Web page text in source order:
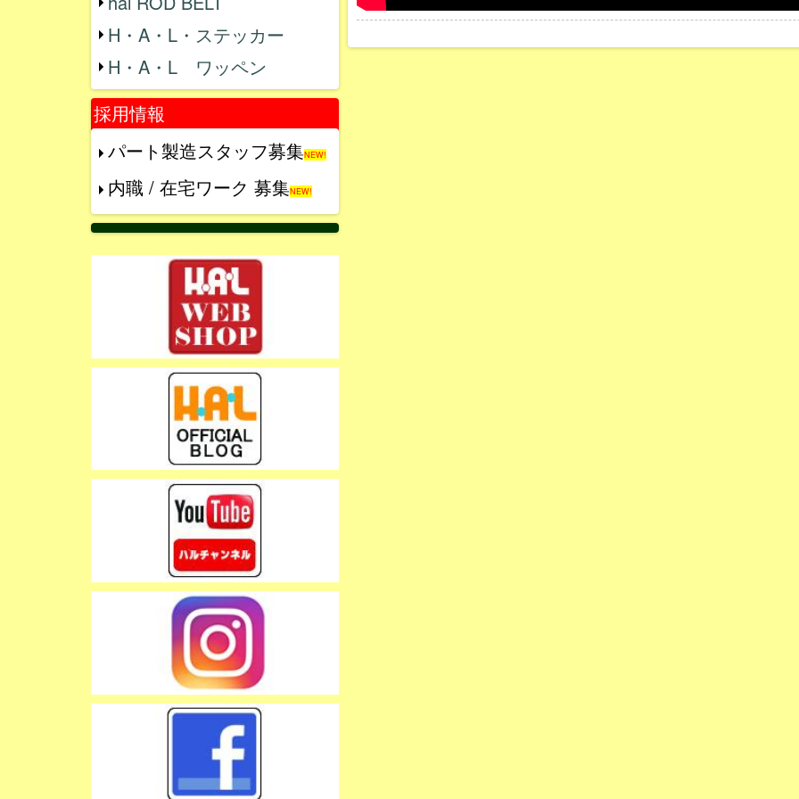
H・A・L・ステッカー
H・A・L ワッペン
採用情報
パート製造スタッフ募集NEW!
内職 / 在宅ワーク 募集NEW!